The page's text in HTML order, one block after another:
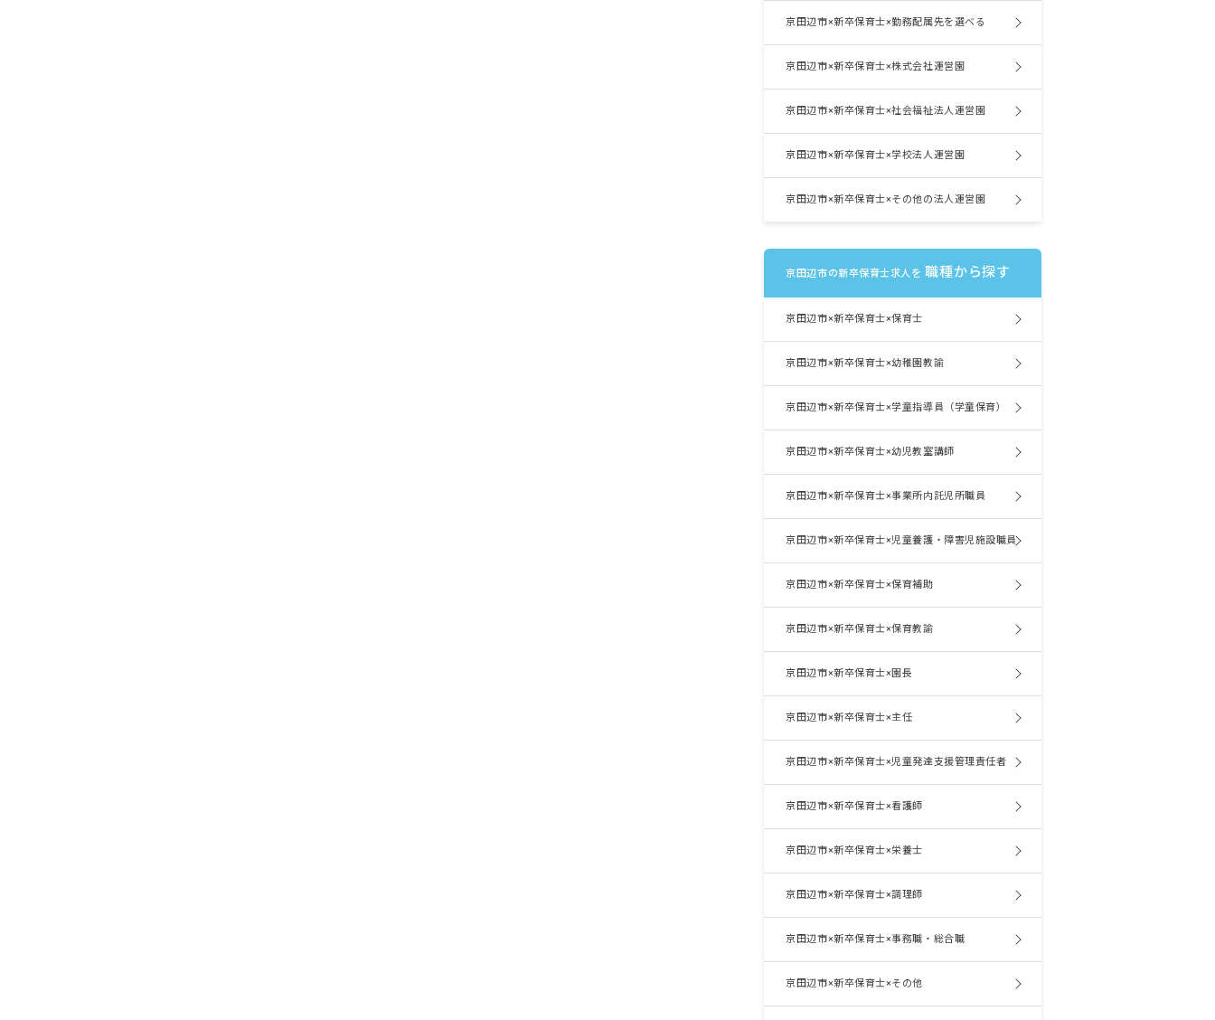
京田辺市×新卒保育士×勤務配属先を選べる
京田辺市×新卒保育士×株式会社運営園
京田辺市×新卒保育士×社会福祉法人運営園
京田辺市×新卒保育士×学校法人運営園
京田辺市×新卒保育士×その他の法人運営園
京田辺市の新卒保育士求人を 職種から探す
京田辺市×新卒保育士×保育士
京田辺市×新卒保育士×幼稚園教諭
京田辺市×新卒保育士×学童指導員（学童保育）
京田辺市×新卒保育士×幼児教室講師
京田辺市×新卒保育士×事業所内託児所職員
京田辺市×新卒保育士×児童養護・障害児施設職員
京田辺市×新卒保育士×保育補助
京田辺市×新卒保育士×保育教諭
京田辺市×新卒保育士×園長
京田辺市×新卒保育士×主任
京田辺市×新卒保育士×児童発達支援管理責任者
京田辺市×新卒保育士×看護師
京田辺市×新卒保育士×栄養士
京田辺市×新卒保育士×調理師
京田辺市×新卒保育士×事務職・総合職
京田辺市×新卒保育士×その他